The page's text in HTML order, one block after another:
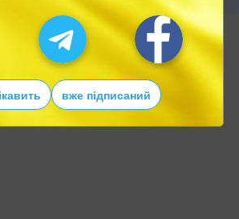
вже підписаний